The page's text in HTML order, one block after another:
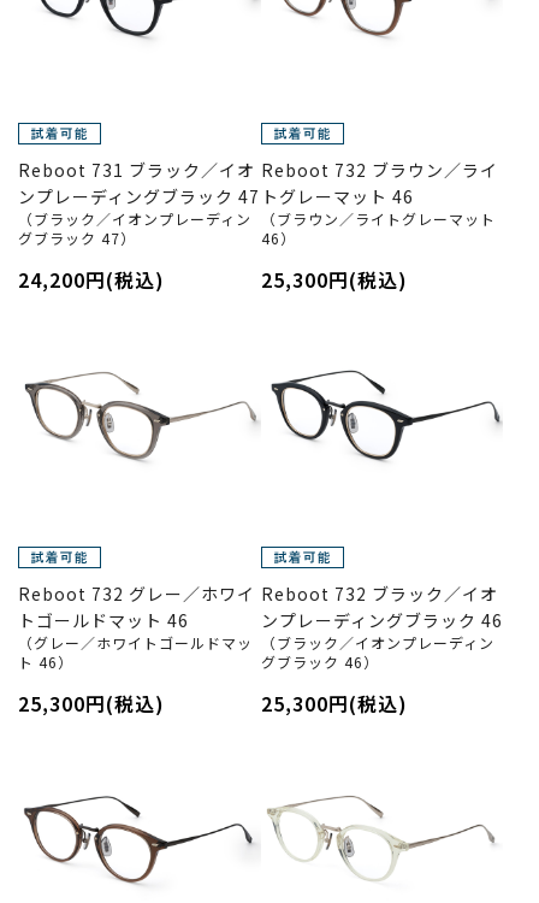
Reboot 731 ブラック／イオ
ンプレーディングブラック 47
（ブラック／イオンプレーディン
グブラック 47）
24,200円(税込)
Reboot 732 ブラウン／ライ
トグレーマット 46
（ブラウン／ライトグレーマット
46）
25,300円(税込)
Reboot 732 グレー／ホワイ
トゴールドマット 46
（グレー／ホワイトゴールドマッ
ト 46）
25,300円(税込)
Reboot 732 ブラック／イオ
ンプレーディングブラック 46
（ブラック／イオンプレーディン
グブラック 46）
25,300円(税込)